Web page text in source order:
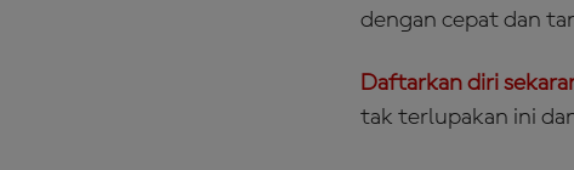
dengan cepat dan
Daftarkan diri
tak terlupakan ini